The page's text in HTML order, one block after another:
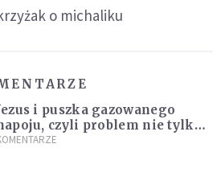
o michaliku
i puszka gazowanego
czyli problem nie tylko